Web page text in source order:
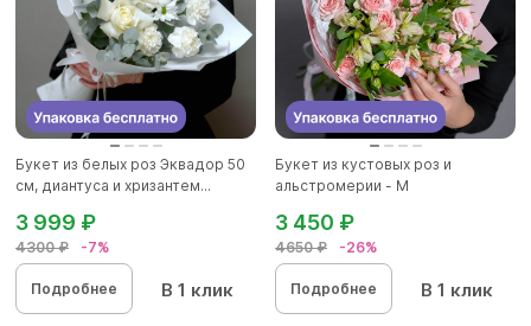
Букет из белых роз Эквадор 50
см, диантуса и хризантем...
4300 ₽ -7%
3 999 ₽
Подробнее В 1 клик
Букет из кустовых роз и
альстромерии - М
4650 ₽ -26%
3 450 ₽
Подробнее В 1 клик